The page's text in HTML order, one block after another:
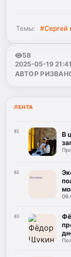
Темы: #Сергей
58
2025-05-19
АВТОР
ЛЕНТА
01
В
02
03